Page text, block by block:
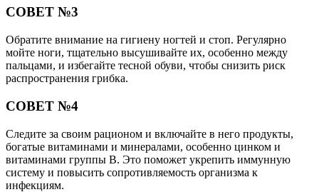
СОВЕТ №3
Обратите внимание на гигиену ногтей и стоп. Регулярно
мойте ноги, тщательно высушивайте их, особенно между
пальцами, и избегайте тесной обуви, чтобы снизить риск
распространения грибка.
СОВЕТ №4
Следите за своим рационом и включайте в него продукты,
богатые витаминами и минералами, особенно цинком и
витаминами группы B. Это поможет укрепить иммунную
систему и повысить сопротивляемость организма к
инфекциям.